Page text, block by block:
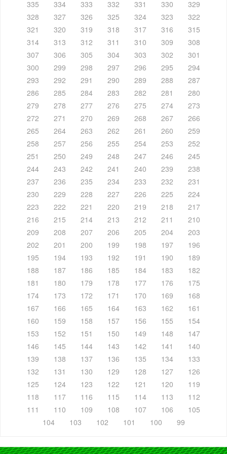
335 334 333 332 331 330
329
328
327 326 325 324 323
322
321
320 319 318 317 316
315
314
313 312 311 310 309
308
307
306 305 304 303 302
301
300
299 298 297 296 295
294
293
292 291 290 289 288
287
286
285 284 283 282 281
280
279
278 277 276 275 274
273
272
271 270 269 268 267
266
265
264 263 262 261 260
259
258
257 256 255 254 253
252
251
250 249 248 247 246
245
244
243 242 241 240 239
238
237
236 235 234 233 232
231
230
229 228 227 226 225
224
223
222 221 220 219 218
217
216
215 214 213 212 211
210
209
208 207 206 205 204
203
202
201 200 199 198 197
196
195
194 193 192 191 190
189
188
187 186 185 184 183
182
181
180 179 178 177 176
175
174
173 172 171 170 169
168
167
166 165 164 163 162
161
160
159 158 157 156 155
154
153
152 151 150 149 148
147
146
145 144 143 142 141
140
139
138 137 136 135 134
133
132
131 130 129 128 127
126
125
124 123 122 121 120
119
118
117 116 115 114 113
112
111
110 109 108 107 106
105
104
103 102 101 100 99